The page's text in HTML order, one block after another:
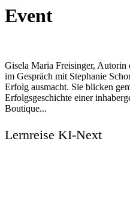
Event
Gisela Maria Freisinger, Autorin
im Gespräch mit Stephanie
Erfolg ausmacht. Sie blicken
Erfolgsgeschichte einer
Boutique...
Lernreise KI-Next